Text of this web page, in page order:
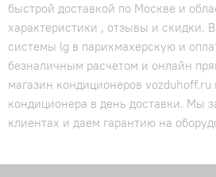
быстрой доставкой по Москве и
характеристики , отзывы и скидки.
системы lg в парикмахерскую и
безналичным расчетом и онлайн
магазин кондиционеров
кондиционера в день доставки. Мы
клиентах и даем гарантию на